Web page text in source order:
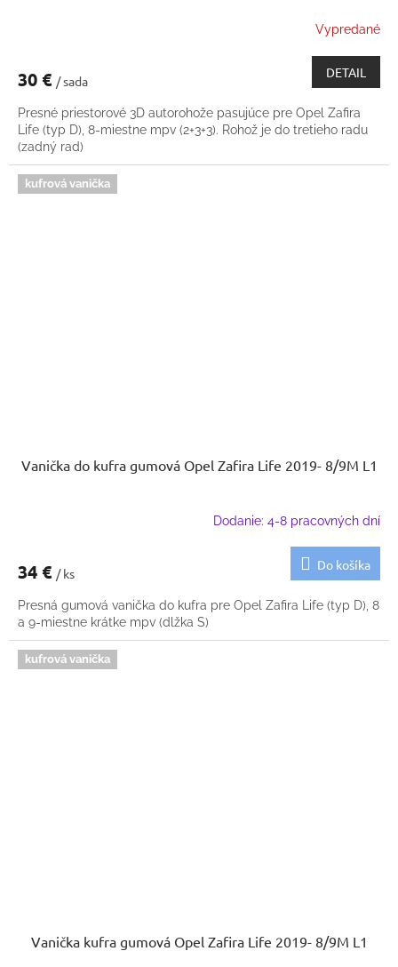
Vypredané
30 € / sada
DETAIL
Presné priestorové 3D autorohože pasujúce pre Opel Zafira
Life (typ D), 8-miestne mpv (2+3+3). Rohož je do tretieho radu
(zadný rad)
kufrová vanička
Vanička do kufra gumová Opel Zafira Life 2019- 8/9M L1
Dodanie: 4-8 pracovných dní
34 € / ks
Do košíka
Presná gumová vanička do kufra pre Opel Zafira Life (typ D), 8
a 9-miestne krátke mpv (dlžka S)
kufrová vanička
Vanička kufra gumová Opel Zafira Life 2019- 8/9M L1